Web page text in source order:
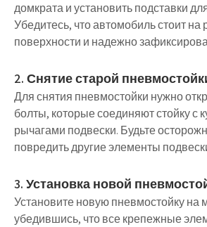
домкрата и установить подставки
Убедитесь, что автомобиль стоит на
поверхности и надежно
2. Снятие старой
Для снятия пневмостойки нужно
болты, которые соединяют стойку с
рычагами подвески. Будьте
повредить другие элементы
3. Установка новой
Установите новую пневмостойку на
убедившись, что все крепежные